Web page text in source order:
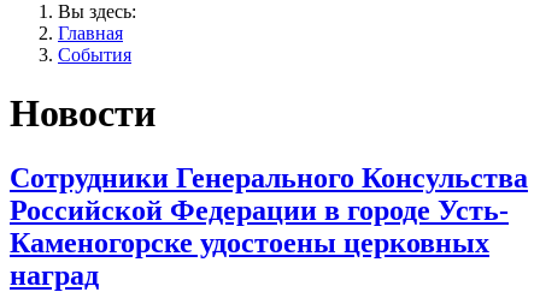
Вы здесь:
Главная
События
Новости
Сотрудники Генерального Консульства
Российской Федерации в городе Усть-
Каменогорске удостоены церковных
наград